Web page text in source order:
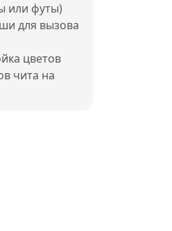
или футы)
для вызова
цветов
чита на